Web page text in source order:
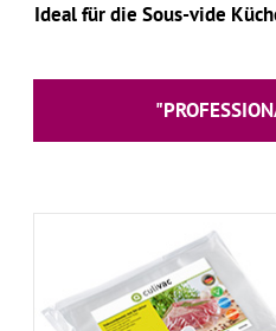
Ideal für die Sous-vide